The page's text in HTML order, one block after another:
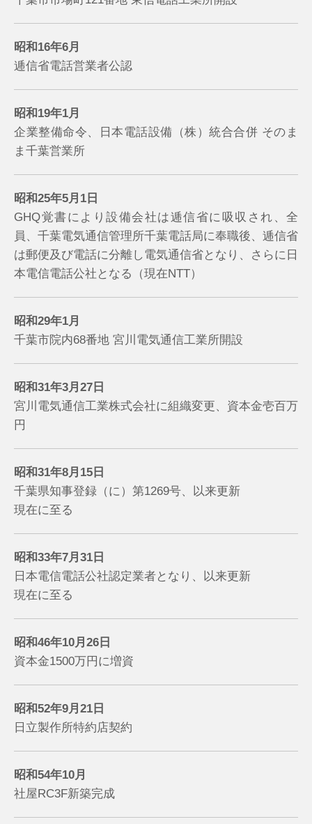
昭和16年6月
逓信省電話営業者公認
昭和19年1月
企業整備命令、日本電話設備（株）統合合併 そのま
ま千葉営業所
昭和25年5月1日
GHQ覚書により設備会社は逓信省に吸収され、全
員、千葉電気通信管理所千葉電話局に奉職後、逓信省
は郵便及び電話に分離し電気通信省となり、さらに日
本電信電話公社となる（現在NTT）
昭和29年1月
千葉市院内68番地 宮川電気通信工業所開設
昭和31年3月27日
宮川電気通信工業株式会社に組織変更、 資本金壱百万
円
昭和31年8月15日
千葉県知事登録（に）第1269号、以来更新
現在に至る
昭和33年7月31日
日本電信電話公社認定業者となり、以来更新
現在に至る
昭和46年10月26日
資本金1500万円に増資
昭和52年9月21日
日立製作所特約店契約
昭和54年10月
社屋RC3F新築完成